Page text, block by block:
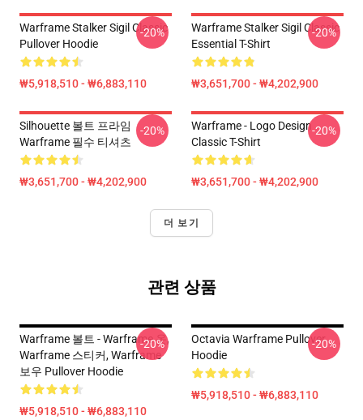
Warframe Stalker Sigil Classic
Pullover Hoodie
₩5,918,510 - ₩6,883,110
-20%
Warframe Stalker Sigil Classic
Essential T-Shirt
₩3,651,700 - ₩4,202,900
-20%
Silhouette 볼트 프라임
Warframe 필수 티셔츠
₩3,651,700 - ₩4,202,900
-20%
Warframe - Logo Design
Classic T-Shirt
₩3,651,700 - ₩4,202,900
-20%
더 보기
관련 상품
Warframe 볼트 - Warframe 옷,
Warframe 스티커, Warframe
보우 Pullover Hoodie
₩5,918,510 - ₩6,883,110
-20%
Octavia Warframe Pullover
Hoodie
₩5,918,510 - ₩6,883,110
-20%